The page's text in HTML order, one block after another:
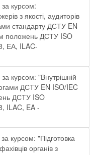
курсом:
з якості, аудиторів
стандарту ДСТУ EN
положень ДСТУ ISO
ЕА, ILAC-
курсом: "Внутрішній
ДСТУ EN ISO/IEC
ДСТУ ISO
ILAC, EA -
курсом: "Підготовка
органів з